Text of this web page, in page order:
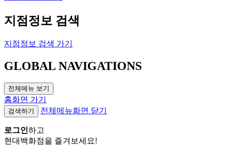
지점정보 검색
지점정보 검색 가기
GLOBAL NAVIGATIONS
전체메뉴 보기
홈화면 가기
검색하기 전체메뉴화면 닫기
로그인하고
현대백화점을 즐겨보세요!